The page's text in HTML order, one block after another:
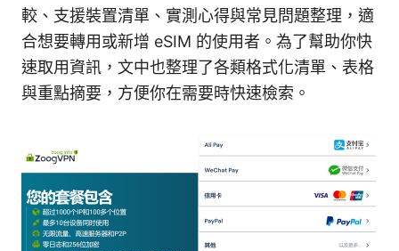
較、支援裝置清單、實測心得與常見問題整理，適
合想要轉用或新增 eSIM 的使用者。為了幫助你快
速取用資訊，文中也整理了各類格式化清單、表格
與重點摘要，方便你在需要時快速檢索。